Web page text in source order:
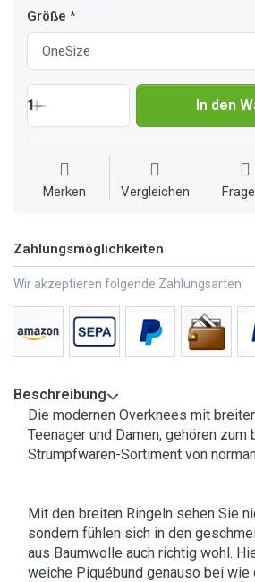
Größe
1 In den
Merken Vergleichen
Zahlungsmöglichkeiten
Wir akzeptieren folgende Zahlungsarten
Beschreibung
Die modernen Overknees mit
Teenager und Damen, gehören
Strumpfwaren-Sortiment von
Mit den breiten Ringeln sehen Sie
sondern fühlen sich in den
aus Baumwolle auch richtig wohl.
weiche Piquébund genauso bei